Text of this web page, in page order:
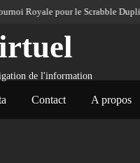
Royale pour le Scrabble Duplicate
de l'information
Contact A propos